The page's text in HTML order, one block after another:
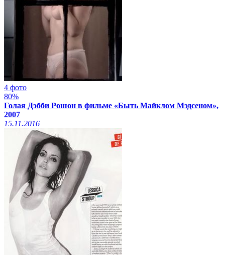
4 фото
80%
Голая Дэбби Рошон в фильме «Быть Майклом Мэдсеном»,
2007
15.11.2016